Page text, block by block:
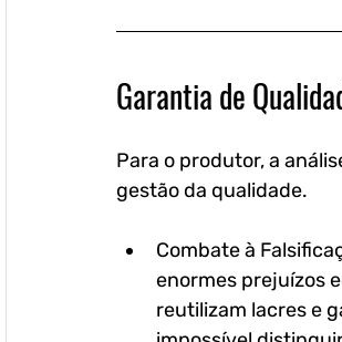
Garantia de
Para o produtor, a
gestão da qualidade.
Combate à
enormes prejuízos
reutilizam lacres e